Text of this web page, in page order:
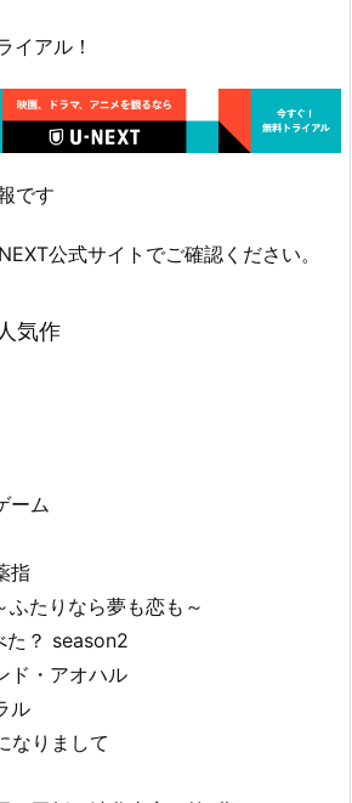
イアル！
です
公式サイトでご確認ください。
気作
ム
指
りなら夢も恋も～
？ season2
・アオハル
ル
りまして